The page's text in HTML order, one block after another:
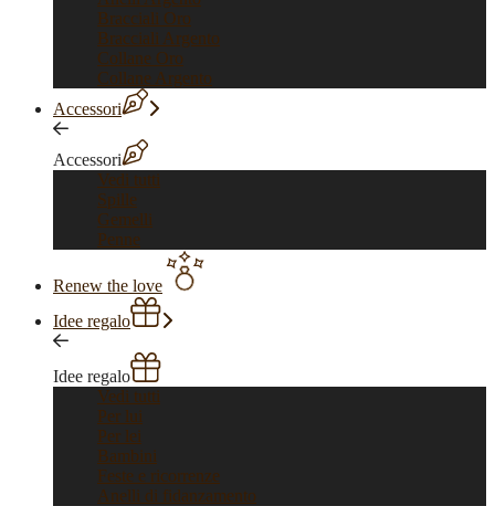
Bracciali Oro
Bracciali Argento
Collane Oro
Collane Argento
Accessori
Accessori
Vedi tutti
Spille
Gemelli
Penne
Renew the love
Idee regalo
Idee regalo
Vedi tutti
Per lui
Per lei
Bambini
Feste e ricorrenze
Anelli di fidanzamento